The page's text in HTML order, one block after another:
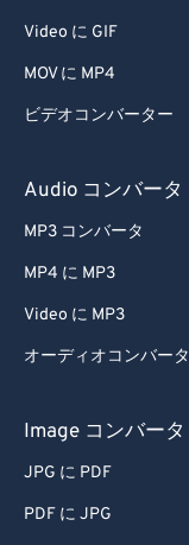
Video に GIF
MOV に MP4
ビデオコンバーター
Audio コンバータ
MP3 コンバータ
MP4 に MP3
Video に MP3
オーディオコンバータ
Image コンバータ
JPG に PDF
PDF に JPG